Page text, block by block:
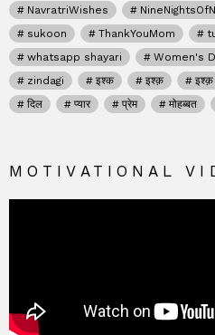
NavratriWishes
sukoon
ThankYouMom
whatsapp shayari
Women's
zindagi
इश्क इश्क़ इश्क़
दिल
प्यार प्रेम मोहब्बत
MOTIVATIONAL